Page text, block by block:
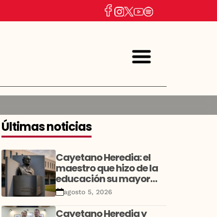
Últimas noticias
Cayetano Heredia: el
maestro que hizo de la
educación su mayor
legado
agosto 5, 2026
Cayetano Heredia y